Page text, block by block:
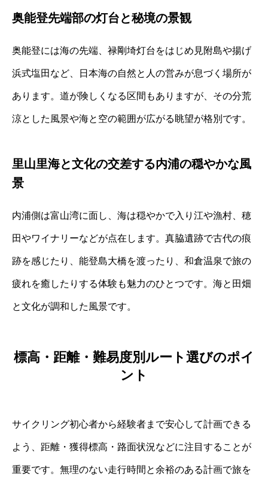
奥能登先端部の灯台と秘境の景観
奥能登には海の先端、禄剛埼灯台をはじめ見附島や揚げ
浜式塩田など、日本海の自然と人の営みが息づく場所が
あります。道が険しくなる区間もありますが、その分荒
涼とした風景や海と空の範囲が広がる眺望が格別です。
里山里海と文化の交差する内浦の穏やかな風
景
内浦側は富山湾に面し、海は穏やかで入り江や漁村、穂
田やワイナリーなどが点在します。真脇遺跡で古代の痕
跡を感じたり、能登島大橋を渡ったり、和倉温泉で旅の
疲れを癒したりする体験も魅力のひとつです。海と田畑
と文化が調和した風景です。
標高・距離・難易度別ルート選びのポイ
ント
サイクリング初心者から経験者まで安心して計画できる
よう、距離・獲得標高・路面状況などに注目することが
重要です。無理のない走行時間と余裕のある計画で旅を